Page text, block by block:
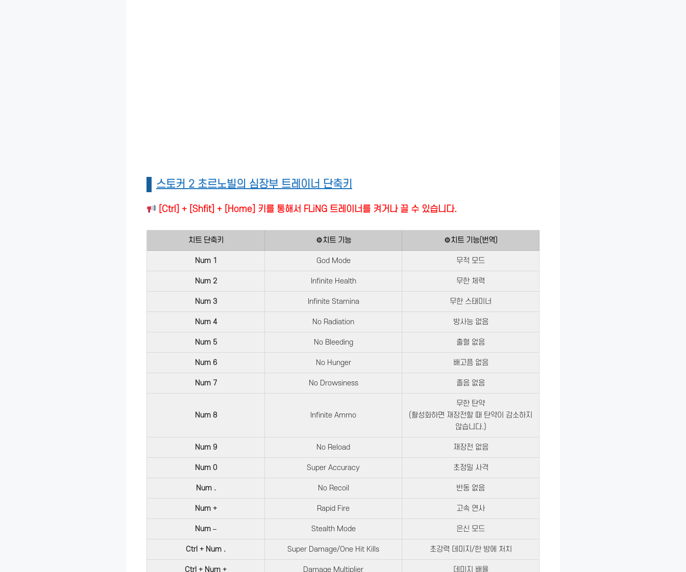
스토커 2 초르노빌의 심장부 트레이너 단축키
[Ctrl] + [Shfit] + [Home] 키를 통해서 FLiNG 트레이너를 켜거나 끌 수 있습니다.
치트 단축키 ⚙치트 기능 ⚙치트 기능(번역)
Num 1 God Mode 무적 모드
Num 2 Infinite Health 무한 체력
Num 3 Infinite Stamina 무한 스태미너
Num 4 No Radiation 방사능 없음
Num 5 No Bleeding 출혈 없음
Num 6 No Hunger 배고픔 없음
Num 7 No Drowsiness 졸음 없음
Num 8 Infinite Ammo
무한 탄약
(활성화하면 재장전할 때 탄약이 감소하지
않습니다.)
Num 9 No Reload 재장전 없음
Num 0 Super Accuracy 초정밀 사격
Num . No Recoil 반동 없음
Num + Rapid Fire 고속 연사
Num – Stealth Mode 은신 모드
Ctrl + Num . Super Damage/One Hit Kills 초강력 데미지/한 방에 처치
Ctrl + Num + Damage Multiplier 데미지 배율